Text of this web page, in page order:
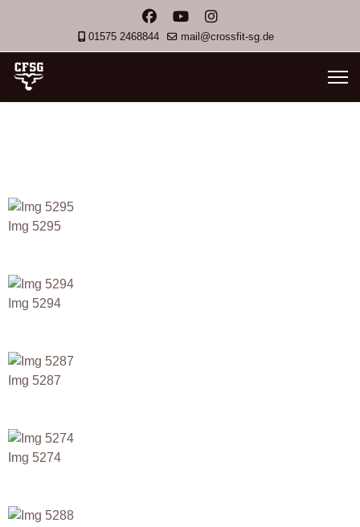
01575 2468844 mail@crossfit-sg.de
Img 5295
Img 5294
Img 5287
Img 5274